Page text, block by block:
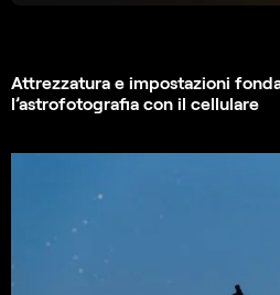
Attrezzatura e impostazioni
l’astrofotografia con il cellulare